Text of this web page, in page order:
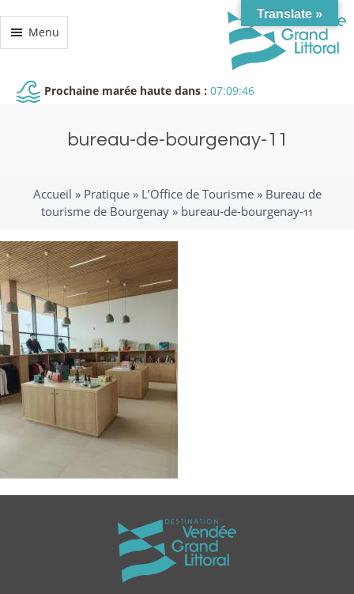
Menu
Prochaine marée haute dans : 07:09:45
bureau-de-bourgenay-11
Accueil » Pratique» L’Office de Tourisme» Bureau de
tourisme de Bourgenay » bureau-de-bourgenay-11
Translate »